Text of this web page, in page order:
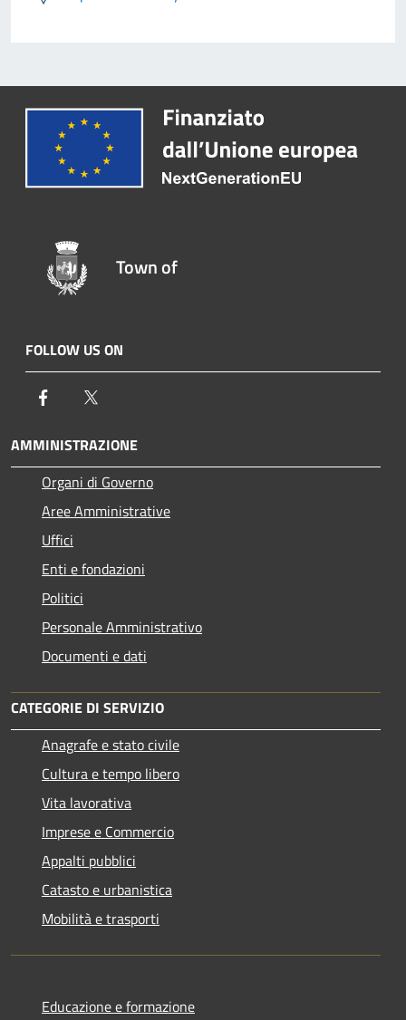
Town of
FOLLOW US ON
Facebook
AMMINISTRAZIONE
Organi di Governo
Aree Amministrative
Uffici
Enti e fondazioni
Politici
Personale Amministrativo
Documenti e dati
CATEGORIE DI SERVIZIO
Anagrafe e stato civile
Cultura e tempo libero
Vita lavorativa
Imprese e Commercio
Appalti pubblici
Catasto e urbanistica
Mobilità e trasporti
Educazione e formazione